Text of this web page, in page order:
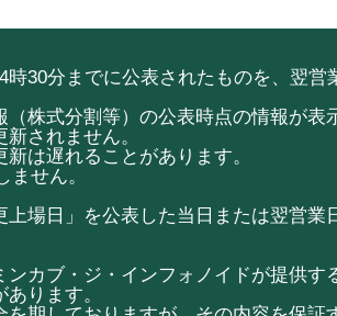
30分までに公表されたものを、翌営
株式分割等）の公表時点の情報が表
されません。
は遅れることがあります。
せん。
場日」を公表した当日または翌営業
カブ・ジ・インフォノイドが提供す
ります。